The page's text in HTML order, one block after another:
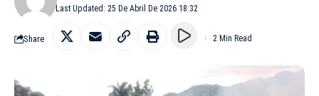
Last Updated: 25 De Abril De 2026 18:32
Share 2 Min Read